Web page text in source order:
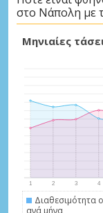
στο Νάπολη με
Μηνιαίες
Διαθεσιμότητα